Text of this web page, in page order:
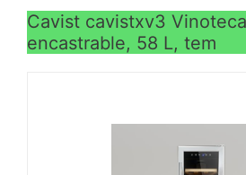
Cavist cavistxv3
encastrable, 58 L, tem